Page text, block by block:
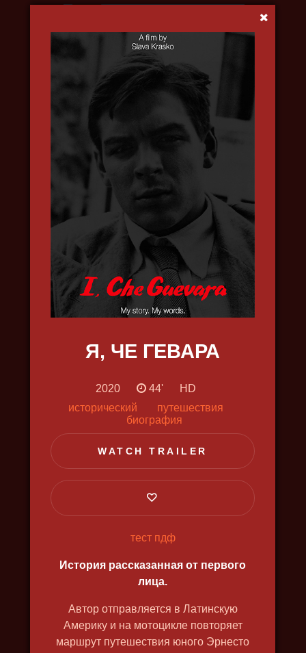
НОВАЯ ЗЕМЛЯ
2022, путешествия, наука,
природа, в 4k
ЩЁЛКИН. КРЁСТНЫЙ ОТЕЦ
АТОМНОЙ БОМБЫ
2019, исторический, биография,
военный, докудрама, в 4k, озвучка
Я, ЧЕ ГЕВАРА
2020 44'
HD
исторический
путешествия
биография
WATCH TRAILER
тест пдф
История рассказанная от первого
лица.
Автор отправляется в Латинскую
Америку и на мотоцикле повторяет
маршрут путешествия юного Эрнесто